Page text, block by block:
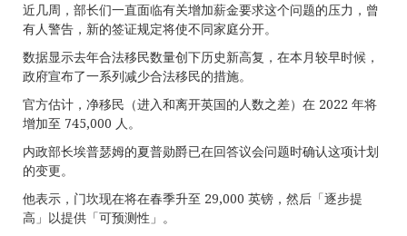
近几周，部长们一直面临有关增加薪金要求这个问题的压力，曾
有人警告，新的签证规定将使不同家庭分开。
数据显示去年合法移民数量创下历史新高复，在本月较早时候，
政府宣布了一系列减少合法移民的措施。
官方估计，净移民（进入和离开英国的人数之差）在 2022 年将
增加至 745,000 人。
内政部长埃普瑟姆的夏普勋爵已在回答议会问题时确认这项计划
的变更。
他表示，门坎现在将在春季升至 29,000 英镑，然后「逐步提
高」以提供「可预测性」。